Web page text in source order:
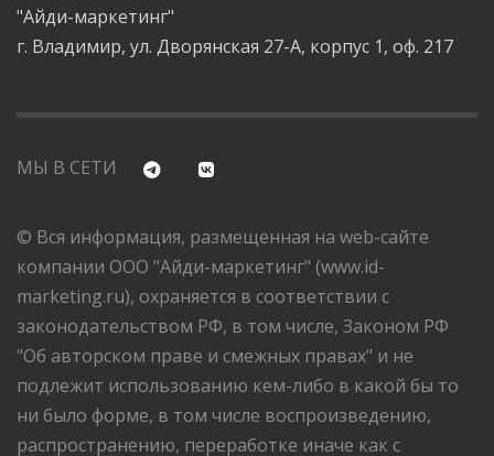
"Айди-маркетинг"
г. Владимир, ул. Дворянская 27-А, корпус 1, оф. 217
МЫ В СЕТИ
© Вся информация, размещенная на web-сайте
компании ООО "Айди-маркетинг" (www.id-
marketing.ru), охраняется в соответствии с
законодательством РФ, в том числе, Законом РФ
"Об авторском праве и смежных правах" и не
подлежит использованию кем-либо в какой бы то
ни было форме, в том числе воспроизведению,
распространению, переработке иначе как с